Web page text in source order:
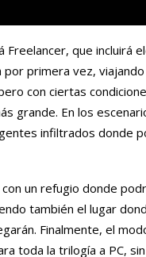
Freelancer, que incluirá
por primera vez,
con ciertas
grande. En los
infiltrados donde
un refugio donde
también el lugar
Finalmente, el
toda la trilogía a PC,